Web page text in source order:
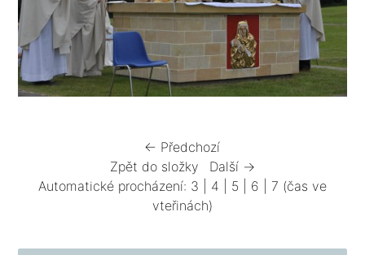
← Předchozí
Zpět do složky
Další →
Automatické procházení: 3 4 5 6 7 (čas ve
vteřinách)